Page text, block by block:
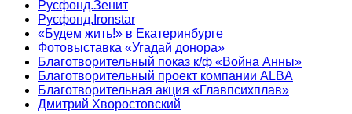
Русфонд.Зенит
Русфонд.Ironstar
«Будем жить!» в Екатеринбурге
Фотовыставка «Угадай донора»
Благотворительный показ к/ф «Война Анны»
Благотворительный проект компании ALBA
Благотворительная акция «Главпсихплав»
Дмитрий Хворостовский